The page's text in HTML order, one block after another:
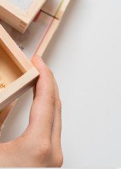
まち・スポット